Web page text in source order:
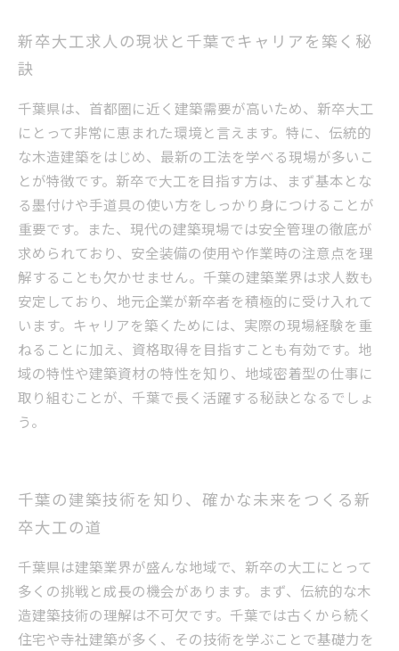
新卒大工求人の現状と千葉でキャリアを築く秘
訣
千葉県は、首都圏に近く建築需要が高いため、新卒大工
にとって非常に恵まれた環境と言えます。特に、伝統的
な木造建築をはじめ、最新の工法を学べる現場が多いこ
とが特徴です。新卒で大工を目指す方は、まず基本とな
る墨付けや手道具の使い方をしっかり身につけることが
重要です。また、現代の建築現場では安全管理の徹底が
求められており、安全装備の使用や作業時の注意点を理
解することも欠かせません。千葉の建築業界は求人数も
安定しており、地元企業が新卒者を積極的に受け入れて
います。キャリアを築くためには、実際の現場経験を重
ねることに加え、資格取得を目指すことも有効です。地
域の特性や建築資材の特性を知り、地域密着型の仕事に
取り組むことが、千葉で長く活躍する秘訣となるでしょ
う。
千葉の建築技術を知り、確かな未来をつくる新
卒大工の道
千葉県は建築業界が盛んな地域で、新卒の大工にとって
多くの挑戦と成長の機会があります。まず、伝統的な木
造建築技術の理解は不可欠です。千葉では古くから続く
住宅や寺社建築が多く、その技術を学ぶことで基礎力を